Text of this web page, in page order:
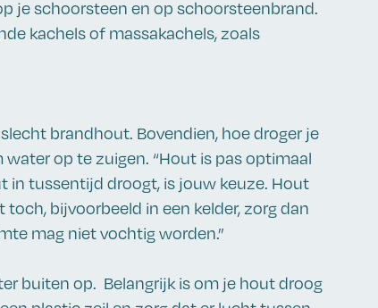
je schoorsteen en op schoorsteenbrand.
kachels of massakachels, zoals
brandhout. Bovendien, hoe droger je
op te zuigen. “Hout is pas optimaal
in tussentijd droogt, is jouw keuze. Hout
bijvoorbeeld in een kelder, zorg dan
mag niet vochtig worden.”
buiten op. Belangrijk is om je hout droog